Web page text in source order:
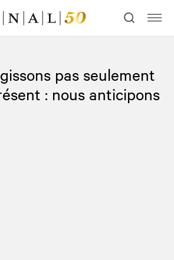
pas seulement
: nous anticipons